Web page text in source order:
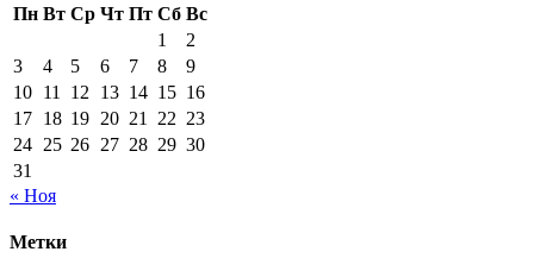
Пн Вт Ср Чт Пт Сб Вс
1
2
3
4 5 6 7 8
9
10 11 12 13 14 15 16
17 18 19 20 21 22 23
24 25 26 27 28 29 30
31
« Ноя
Метки